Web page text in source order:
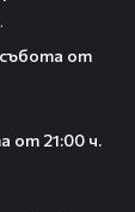
събота от
от 21:00 ч.